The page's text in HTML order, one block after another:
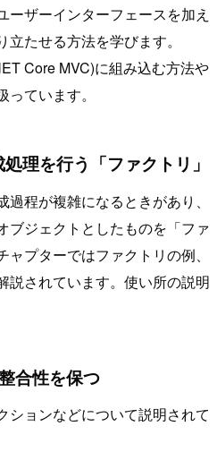
ーザーインターフェースを加え
たせる方法を学びます。
Core MVC)に組み込む方法や
ています。
理を行う「ファクトリ」
程が複雑になるときがあり、
ブジェクトとしたものを「ファ
プターではファクトリの例、
説されています。使い所の説明
合性を保つ
ションなどについて説明されて